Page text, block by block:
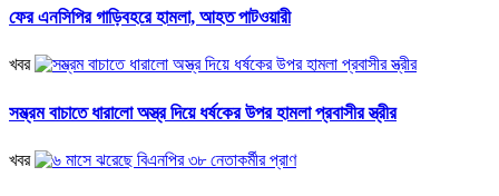
ফের এনসিপির গাড়িবহরে হামলা, আহত পাটওয়ারী
খবর
সম্ভ্রম বাচাতে ধারালো অস্ত্র দিয়ে ধর্ষকের উপর হামলা প্রবাসীর স্ত্রীর
খবর